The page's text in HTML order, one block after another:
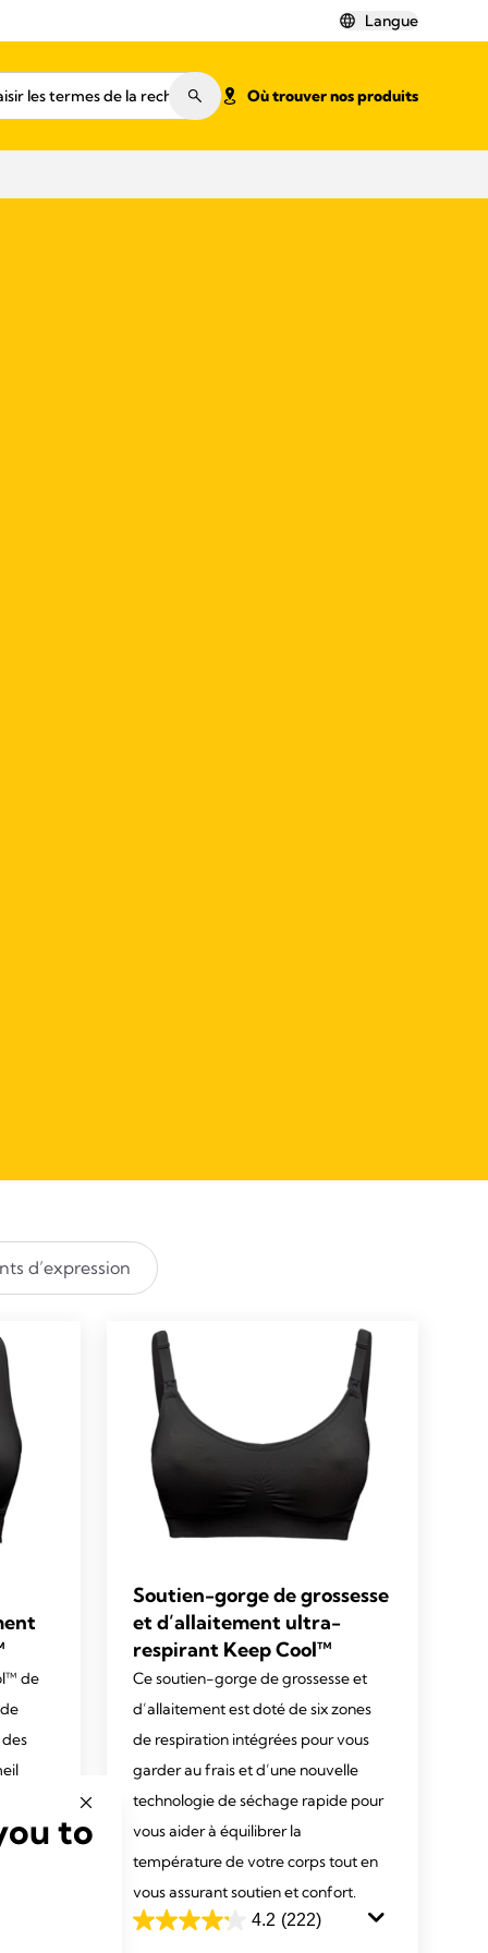
Langue
Où trouver nos produits
d’expression
de
Soutien-gorge de grossesse
et d’allaitement ultra-
respirant Keep Cool™
Ce soutien-gorge de grossesse et
d’allaitement est doté de six zones
de respiration intégrées pour vous
garder au frais et d’une nouvelle
technologie de séchage rapide pour
vous aider à équilibrer la
température de votre corps tout en
vous assurant soutien et confort.
4.2 (222)
4.2
to